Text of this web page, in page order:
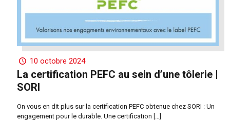
10 octobre 2024
La certification PEFC au sein d’une tôlerie |
SORI
On vous en dit plus sur la certification PEFC obtenue chez SORI : Un
engagement pour le durable. Une certification […]